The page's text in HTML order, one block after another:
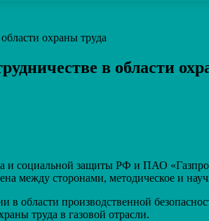
охраны труда
в области
и социальной защиты РФ и ПАО
между сторонами, методическое и
области производственной
труда в газовой отрасли.